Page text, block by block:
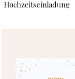
Hochzeitseinladung